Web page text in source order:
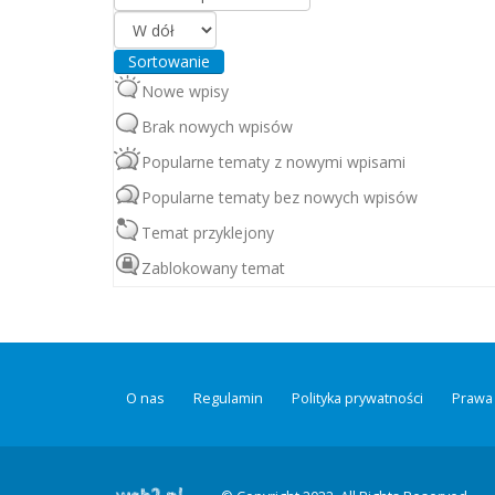
Sortowanie
Nowe wpisy
Brak nowych wpisów
Popularne tematy z nowymi wpisami
Popularne tematy bez nowych wpisów
Temat przyklejony
Zablokowany temat
O nas Regulamin Polityka prywatności